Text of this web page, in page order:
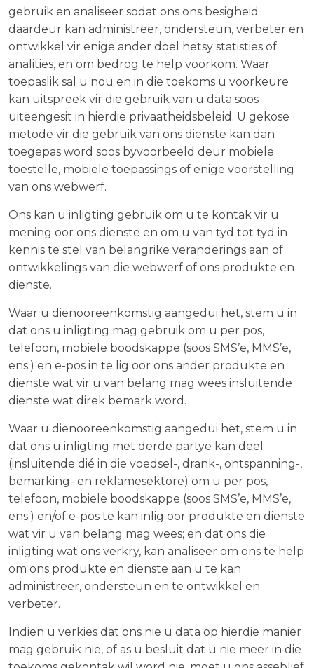
gebruik en analiseer sodat ons ons besigheid
daardeur kan administreer, ondersteun, verbeter en
ontwikkel vir enige ander doel hetsy statisties of
analities, en om bedrog te help voorkom. Waar
toepaslik sal u nou en in die toekoms u voorkeure
kan uitspreek vir die gebruik van u data soos
uiteengesit in hierdie privaatheidsbeleid. U gekose
metode vir die gebruik van ons dienste kan dan
toegepas word soos byvoorbeeld deur mobiele
toestelle, mobiele toepassings of enige voorstelling
van ons webwerf.
Ons kan u inligting gebruik om u te kontak vir u
mening oor ons dienste en om u van tyd tot tyd in
kennis te stel van belangrike veranderings aan of
ontwikkelings van die webwerf of ons produkte en
dienste.
Waar u dienooreenkomstig aangedui het, stem u in
dat ons u inligting mag gebruik om u per pos,
telefoon, mobiele boodskappe (soos SMS’e, MMS’e,
ens.) en e-pos in te lig oor ons ander produkte en
dienste wat vir u van belang mag wees insluitende
dienste wat direk bemark word.
Waar u dienooreenkomstig aangedui het, stem u in
dat ons u inligting met derde partye kan deel
(insluitende dié in die voedsel-, drank-, ontspanning-,
bemarking- en reklamesektore) om u per pos,
telefoon, mobiele boodskappe (soos SMS’e, MMS’e,
ens.) en/of e-pos te kan inlig oor produkte en dienste
wat vir u van belang mag wees; en dat ons die
inligting wat ons verkry, kan analiseer om ons te help
om ons produkte en dienste aan u te kan
administreer, ondersteun en te ontwikkel en
verbeter.
Indien u verkies dat ons nie u data op hierdie manier
mag gebruik nie, of as u besluit dat u nie meer in die